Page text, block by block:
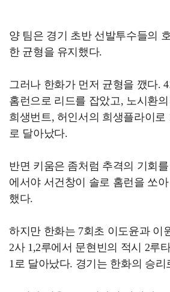
양 팀은 경기 초반 선발투수들의
한 균형을 유지했다.
그러나 한화가 먼저 균형을 깼다.
홈런으로 리드를 잡았고, 노시환
희생번트, 허인서의 희생플라이로
로 달아났다.
반면 키움은 좀처럼 추격의 기회
에서야 서건창이 솔로 홈런을 쏘
했다.
하지만 한화는 7회초 이도윤과 이
2사 1,2루에서 문현빈의 적시 2루
1로 달아났다. 경기는 한화의 승